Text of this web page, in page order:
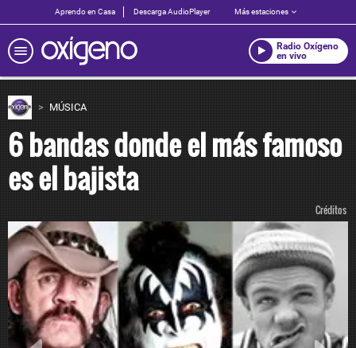
Aprendo en Casa Descarga AudioPlayer Más estaciones
Radio Oxígeno
en vivo
MÚSICA
6 bandas donde el más famoso
es el bajista
Créditos